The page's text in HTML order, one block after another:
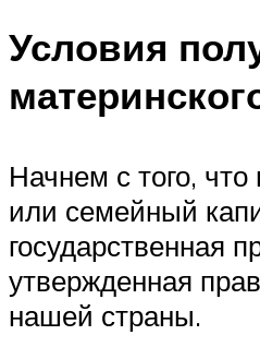
Условия
Начнем с того, что
или семейный
государственная
утвержденная
нашей страны.